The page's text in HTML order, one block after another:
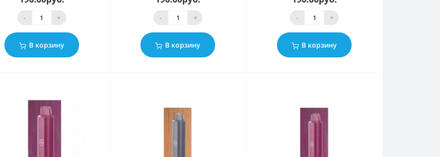
- +
В корзину
- +
В корзину
- +
В корзину